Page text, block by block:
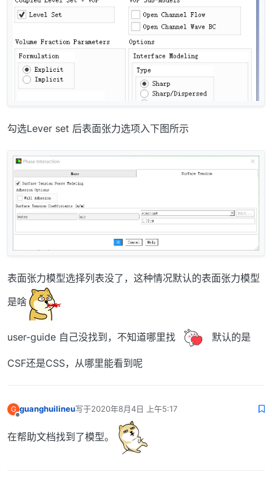
勾选Lever set 后表面张力选项入下图所示
表面张力模型选择列表没了，这种情况默认的表面张力模型
是啥
user-guide 自己没找到，不知道哪里找 默认的是
CSF还是CSS，从哪里能看到呢
G
离线
guanghuilineu写于2020年8月4日 上午5:17
最后由 编辑
在帮助文档找到了模型。